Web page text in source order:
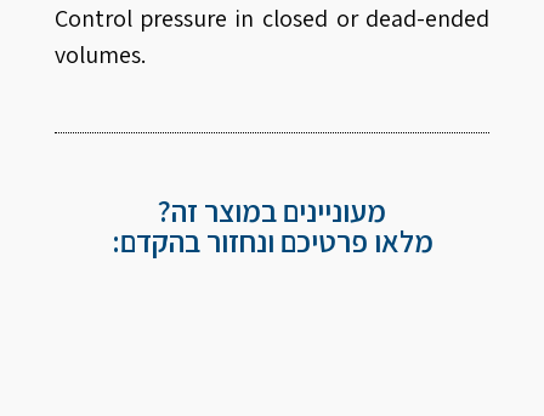
Control pressure in closed or dead-ended
volumes.
מעוניינים במוצר זה?
מלאו פרטיכם ונחזור בהקדם: